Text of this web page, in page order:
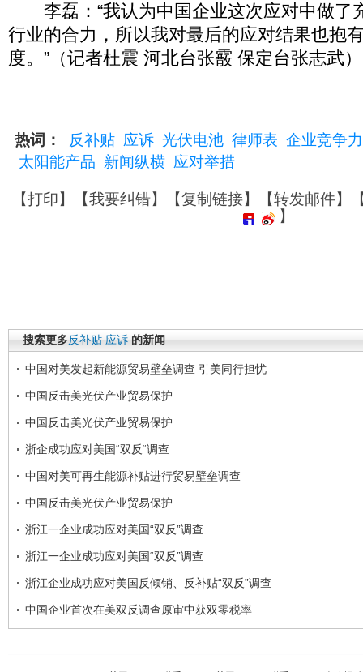
李磊：“我认为中国企业这次应对中做了
行业的合力，所以我对最后的应对结果也抱
度。”（记者杜震 河北台张霰 保定台张志武）
热词： 反补贴 应诉 光伏电池 律师表 企业竞争力
太阳能产品 新闻纵横 应对举措
【打印】【我要纠错】【复制链接】【转发邮件】
】
搜索更多反补贴 应诉 的新闻
中国对美发起新能源贸易壁垒调查 引美同行担忧
中国反击美光伏产业贸易保护
中国反击美光伏产业贸易保护
浙企成功应对美国“双反“调查
中国对美可再生能源补贴进行贸易壁垒调查
中国反击美光伏产业贸易保护
浙江一企业成功应对美国“双反”调查
浙江一企业成功应对美国“双反”调查
浙江企业成功应对美国反倾销、反补贴“双反”调查
中国企业首次在美双反调查原审中获双零税率